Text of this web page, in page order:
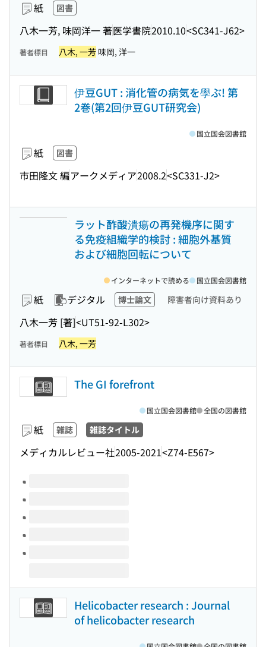
紙 図書
八木一芳, 味岡洋一 著医学書院2010.10<SC341-J62>
著者標目 八木, 一芳 味岡, 洋一
伊豆GUT : 消化管の病気を學ぶ! 第
2巻(第2回伊豆GUT研究会)
紙 図書
市田隆文 編アークメディア2008.2<SC331-J2>
国立国会図書館
ラット酢酸潰瘍の再発機序に関す
る免疫組織学的検討 : 細胞外基質
および細胞回転について
紙 デジタル 博士論文 障害者向け資料あり
八木一芳 [著]<UT51-92-L302>
インターネットで読める 国立国会図書館
著者標目 八木, 一芳
The GI forefront
紙 雑誌 雑誌タイトル
メディカルレビュー社2005-2021<Z74-E567>
国立国会図書館 全国の図書館
このタイトルの巻号
Helicobacter research : Journal
of helicobacter research